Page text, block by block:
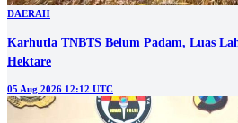
DAERAH
Karhutla TNBTS Belum Padam, Luas
Hektare
05 Aug 2026 12:12 UTC